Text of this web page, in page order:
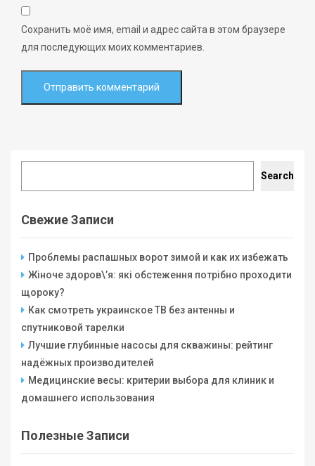
Сохранить моё имя, email и адрес сайта в этом браузере
для последующих моих комментариев.
Search
Свежие Записи
Проблемы распашных ворот зимой и как их избежать
Жіноче здоров\’я: які обстеження потрібно проходити
щороку?
Как смотреть украинское ТВ без антенны и
спутниковой тарелки
Лучшие глубинные насосы для скважины: рейтинг
надёжных производителей
Медицинские весы: критерии выбора для клиник и
домашнего использования
Полезные Записи